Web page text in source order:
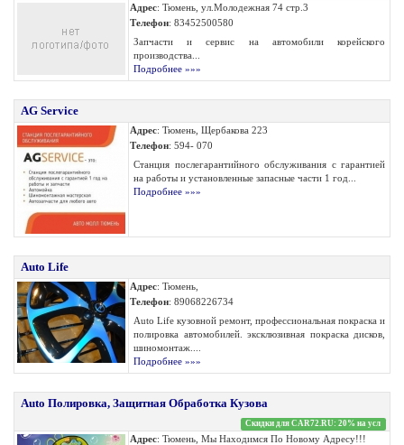
Адрес: Тюмень, ул.Молодежная 74 стр.3
Телефон: 83452500580
Запчасти и сервис на автомобили корейского
производства...
Подробнее »»»
AG Service
Адрес: Тюмень, Щербакова 223
Телефон: 594- 070
Станция послегарантийного обслуживания с гарантией
на работы и установленные запасные части 1 год...
Подробнее »»»
Auto Life
Адрес: Тюмень,
Телефон: 89068226734
Auto Life кузовной ремонт, профессиональная покраска и
полировка автомобилей. эксклюзивная покраска дисков,
шиномонтаж....
Подробнее »»»
Auto Полировка, Защитная Обработка Кузова
Скидки для CAR72.RU: 20% на усл
Адрес: Тюмень, Мы Находимся По Новому Адресу!!!